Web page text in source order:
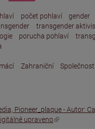
počet pohlaví gender
transgender
porucha pohlaví
Zahraniční Společnost
Pioneer_plaque - Autor:
upraveno